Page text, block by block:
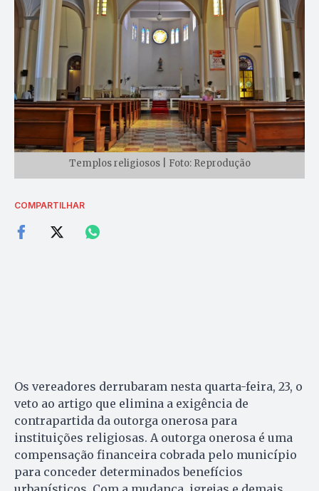
Templos religiosos | Foto: Reprodução
COMPARTILHAR
Os vereadores derrubaram nesta quarta-feira, 23, o
veto ao artigo que elimina a exigência de
contrapartida da outorga onerosa para
instituições religiosas. A outorga onerosa é uma
compensação financeira cobrada pelo município
para conceder determinados benefícios